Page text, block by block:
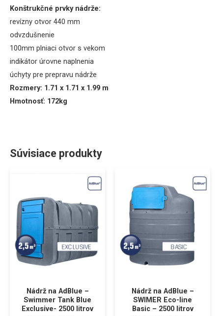
Konštrukčné prvky nádrže:
revízny otvor 440 mm
odvzdušnenie
100mm plniaci otvor s vekom
indikátor úrovne naplnenia
úchyty pre prepravu nádrže
Rozmery: 1.71 x 1.71 x 1.99 m
Hmotnosť: 172kg
Súvisiace produkty
Nádrž na AdBlue –
Swimmer Tank Blue
Exclusive- 2500 litrov
Nádrž na AdBlue –
SWIMER Eco-line
Basic – 2500 litrov